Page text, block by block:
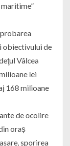
obiectivului de
Vâlcea
lei
168 milioane
de ocolire
oraș
sporirea